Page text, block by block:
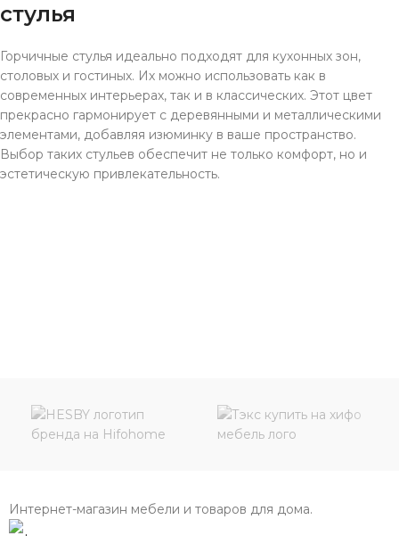
стулья
Горчичные стулья идеально подходят для кухонных зон,
столовых и гостиных. Их можно использовать как в
современных интерьерах, так и в классических. Этот цвет
прекрасно гармонирует с деревянными и металлическими
элементами, добавляя изюминку в ваше пространство.
Выбор таких стульев обеспечит не только комфорт, но и
эстетическую привлекательность.
Интернет-магазин мебели и товаров для дома.